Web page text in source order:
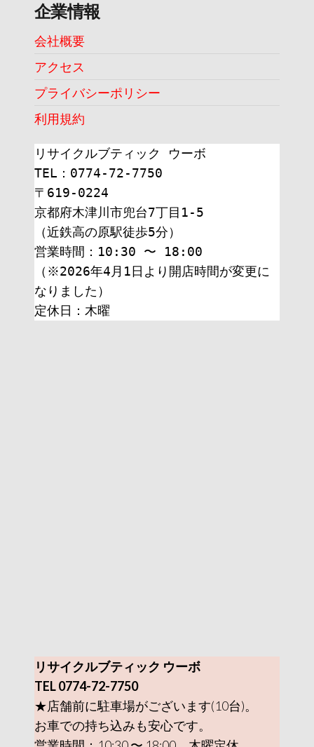
企業情報
会社概要
アクセス
プライバシーポリシー
利用規約
リサイクルブティック ウーボ
TEL：0774-72-7750
〒619-0224
京都府木津川市兜台7丁目1-5
（近鉄高の原駅徒歩5分）
営業時間：10:30 〜 18:00
（※2026年4月1日より開店時間が変更に
なりました）
定休日：木曜
リサイクルブティック ウーボ
TEL 0774-72-7750
★店舗前に駐車場がございます(10台)。
お車での持ち込みも安心です。